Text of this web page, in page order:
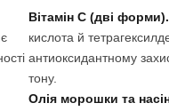
Вітамін C (дві форми).
кислота й
антиоксидантному
тону.
Олія морошки та